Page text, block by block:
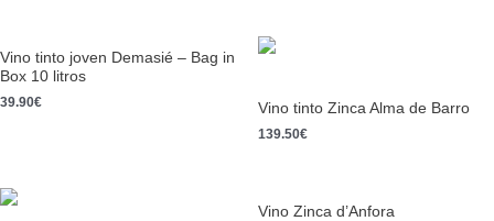
Vino tinto joven Demasié – Bag in
Box 10 litros
39.90€ Vino tinto Zinca Alma de Barro
139.50€
Vino Zinca d’Anfora